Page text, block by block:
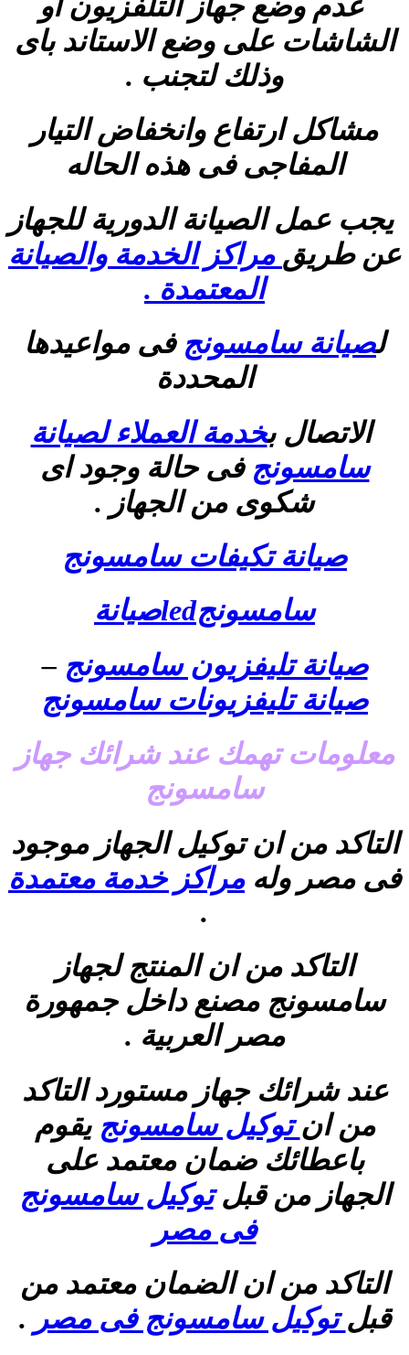
الشاشات على وضع الاستاند باى
وذلك لتجنب .
مشاكل ارتفاع وانخفاض التيار
المفاجى فى هذه الحاله
يجب عمل الصيانة الدورية للجهاز
عن طريق مراكز الخدمة والصيانة
المعتمدة .
لصيانة سامسونج فى مواعيدها
المحددة
الاتصال بخدمة العملاء لصيانة
سامسونج فى حالة وجود اى
شكوى من الجهاز .
صيانة تكيفات سامسونج
سامسونجledصيانة
صيانة تليفزيون سامسونج –
صيانة تليفزيونات سامسونج
معلومات تهمك عند شرائك جهاز
سامسونج
التاكد من ان توكيل الجهاز موجود
فى مصر ولهمراكز خدمة معتمدة
.
التاكد من ان المنتج لجهاز
سامسونج مصنع داخل جمهورة
مصر العربية .
عند شرائك جهاز مستورد التاكد
من انتوكيل سامسونج يقوم
باعطائك ضمان معتمد على
الجهاز من قبلتوكيل سامسونج
فى مصر
التاكد من ان الضمان معتمد من
قبلتوكيل سامسونج فى مصر .